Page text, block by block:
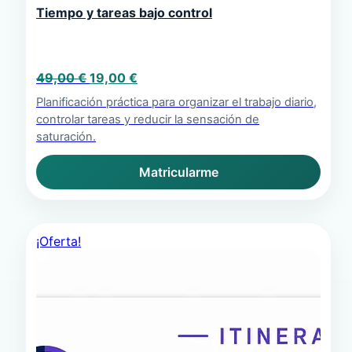
Tiempo y tareas bajo control
49,00€ El
original
era:
49,00 €.
19,00 €
actual
es:
Planificación práctica para organizar el trabajo diario,
controlar tareas y reducir la sensación de
saturación.
Matricularme
¡Oferta!